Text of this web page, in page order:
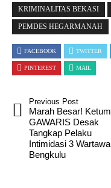
KRIMINALITAS BEKASI
PEMDES HEGARMANAH
FACEBOOK TWITTER
PINTEREST MAIL
Previous Post
Marah Besar! Ketum
GAWARIS Desak
Tangkap Pelaku
Intimidasi 3
Bengkulu